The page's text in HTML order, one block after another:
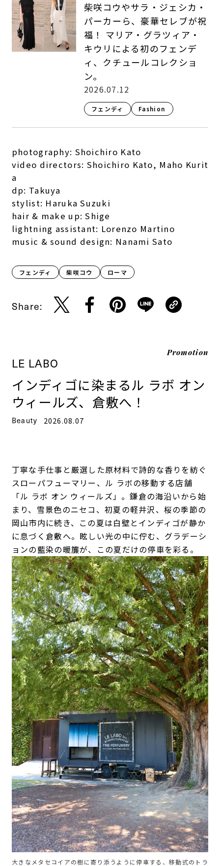
柴咲コウやサラ・ジェシカ・
パーカーら、豪華セレブが祝
福！ マリア・グラツィア・
キウリによる初のフェンデ
ィ、クチュールコレクショ
ン。
2026.07.12
フェンディ Fashion​
photography: Shoichiro Kato
video directors: Shoichiro Kato, Maho Kurit
a
dp: Takuya
stylist: Haruka Suzuki
hair & make up: Shige
lightning assistant: Lorenzo Martino
music & sound design: Nanami Sato
フェンディ 柴咲コウ ローマ
Share:
Promotion
LE LABO
インディゴに染まるル ラボ オン
ウィールズ、倉敷へ！
Beauty 2026.08.07
丁寧な手仕事と厳選した原材料で詩的な香りを紡ぐ
スローパフューマリー、ル ラボの移動する店舗
「ル ラボ オン ウィールズ」。鎌倉の海沿いから始
まり、雪景色のニセコ、初夏の軽井沢、桜の季節の
岡山市内に続き、この夏は白壁とインディゴが静か
に息づく倉敷へ。眩しい光の中に佇む、グラデーシ
ョンの藍染の暖簾が、この夏だけの停車を彩る。
大きなメタセコイアの樹に寄り添うように停車する、移動式のトラ